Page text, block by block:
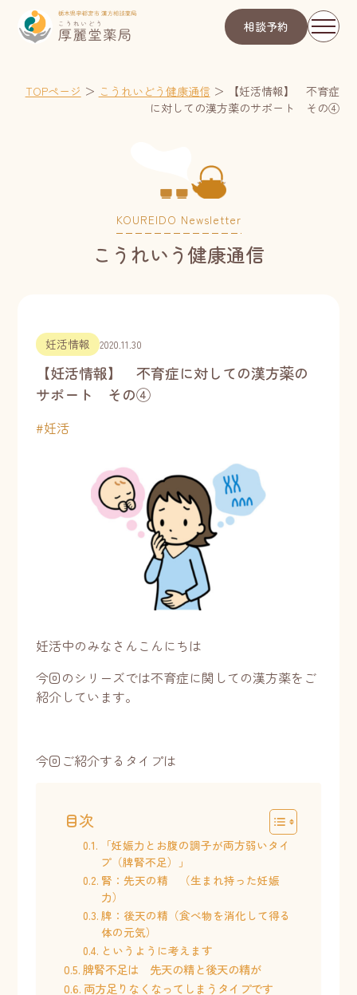
相談予約
TOPページ ＞ こうれいどう健康通信 ＞
【妊活情報】 不育症
に対しての漢方薬のサポート その④
KOUREIDO Newsletter
こうれいう健康通信
妊活情報 2020.11.30
【妊活情報】 不育症に対しての漢方薬の
サポート その④
#妊活
妊活中のみなさんこんにちは
今回のシリーズでは不育症に関しての漢方薬をご
紹介しています。
今回ご紹介するタイプは
目次
「妊娠力とお腹の調子が両方弱いタイ
プ（脾腎不足）」
腎：先天の精 （生まれ持った妊娠
力）
脾：後天の精（食べ物を消化して得る
体の元気）
というように考えます
脾腎不足は 先天の精と後天の精が
両方足りなくなってしまうタイプです